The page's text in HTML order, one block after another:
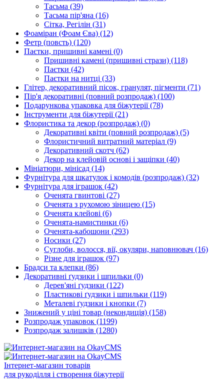
Тасьма (39)
Тасьма пір'яна (16)
Сітка, Регілін (31)
Фоаміран (Фоам Єва) (12)
Фетр (повсть) (120)
Паєтки, пришивні камені (0)
Пришивні камені (пришивні стрази) (118)
Паєтки (42)
Паєтки на нитці (33)
Глітер, декоративний пісок, гранулят, пігменти (71)
Пір'я декоративні (повний розпродаж) (100)
Подарункова упаковка для біжутерії(78)
Інструменти для біжутерії(21)
Флористика та декор (розпродаж) (0)
Декоративні квіти (повний розпродаж) (5)
Флористичний витратний матеріал (9)
Декоративний скотч (62)
Декор на клейовій основі і защіпки (40)
Мініатюри, мінісад (14)
Фурнітура для шкатулок і комодів (розпродаж) (32)
Фурнітура для іграшок (42)
Оченята гвинтові (27)
Оченята з рухомою зіницею (15)
Оченята клейові (6)
Оченята-намистинки (6)
Оченята-кабошони (293)
Носики (27)
Суглоби, волосся, вії, окуляри, наповнювач (16)
Різне для іграшок (97)
Брадси та клепки (86)
Декоративні ґудзики і шпильки (0)
Дерев'яні ґудзики (122)
Пластикові ґудзики і шпильки (119)
Металеві ґудзики і кнопки (7)
Знижений у ціні товар (некондиція) (158)
Розпродаж упаковок (1199)
Розпродаж залишків (1280)
Інтернет-магазин товарів
для рукоділля і створення біжутерії